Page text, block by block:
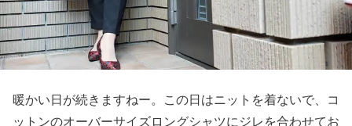
暖かい日が続きますねー。この日はニットを着ないで、コ
ットンのオーバーサイズロングシャツにジレを合わせてお